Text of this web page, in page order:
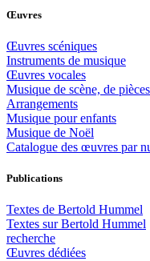
Œuvres
Œuvres scéniques
Instruments de musique
Œuvres vocales
Musique de scène, de
Arrangements
Musique pour enfants
Musique de Noël
Catalogue des œuvres par
Publications
Textes de Bertold Hummel
Textes sur Bertold Hummel
recherche
Œuvres dédiées